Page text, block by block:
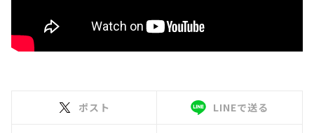
ポスト LINEで送る